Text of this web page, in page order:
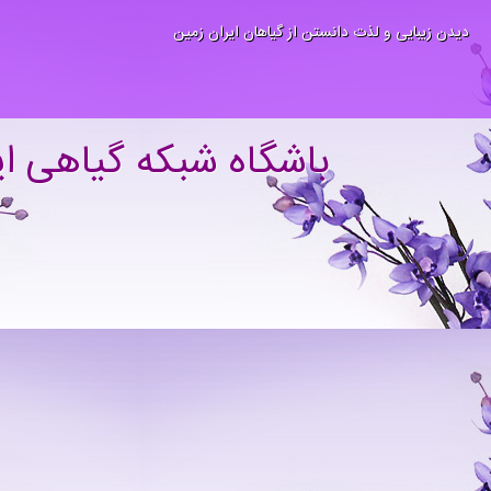
دیدن زیبایی و لذت دانستن از گیاهان ایران زمین
باشگاه شبکه گیاهی